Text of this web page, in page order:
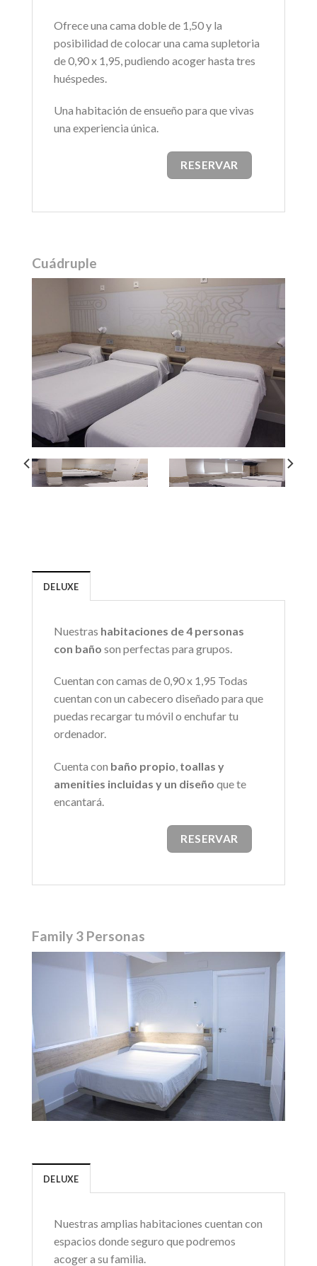
Ofrece una cama doble de 1,50 y la
posibilidad de colocar una cama supletoria
de 0,90 x 1,95, pudiendo acoger hasta tres
huéspedes.
Una habitación de ensueño para que vivas
una experiencia única.
RESERVAR
Cuádruple
DELUXE
Nuestras habitaciones de 4 personas
con baño son perfectas para grupos.
Cuentan con camas de 0,90 x 1,95 Todas
cuentan con un cabecero diseñado para que
puedas recargar tu móvil o enchufar tu
ordenador.
Cuenta con baño propio, toallas y
amenities incluidas y un diseño que te
encantará.
RESERVAR
Family 3 Personas
DELUXE
Nuestras amplias habitaciones cuentan con
espacios donde seguro que podremos
acoger a su familia.